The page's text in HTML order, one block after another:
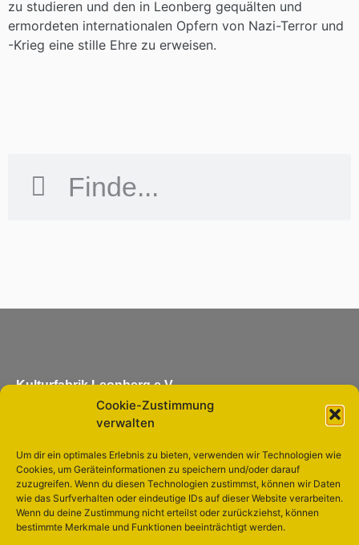
Cookie-Zustimmung
verwalten
Um dir ein optimales Erlebnis zu bieten, verwenden wir Technologien wie
Cookies, um Geräteinformationen zu speichern und/oder darauf
zuzugreifen. Wenn du diesen Technologien zustimmst, können wir Daten
wie das Surfverhalten oder eindeutige IDs auf dieser Website verarbeiten.
Wenn du deine Zustimmung nicht erteilst oder zurückziehst, können
bestimmte Merkmale und Funktionen beeinträchtigt werden.
zu studieren und den in Leonberg gequälten und
ermordeten internationalen Opfern von Nazi-Terror und
-Krieg eine stille Ehre zu erweisen.
Kulturfabrik Leonberg e.V.
info@kulturfabrik-leonberg.de
Unseren Newsletter